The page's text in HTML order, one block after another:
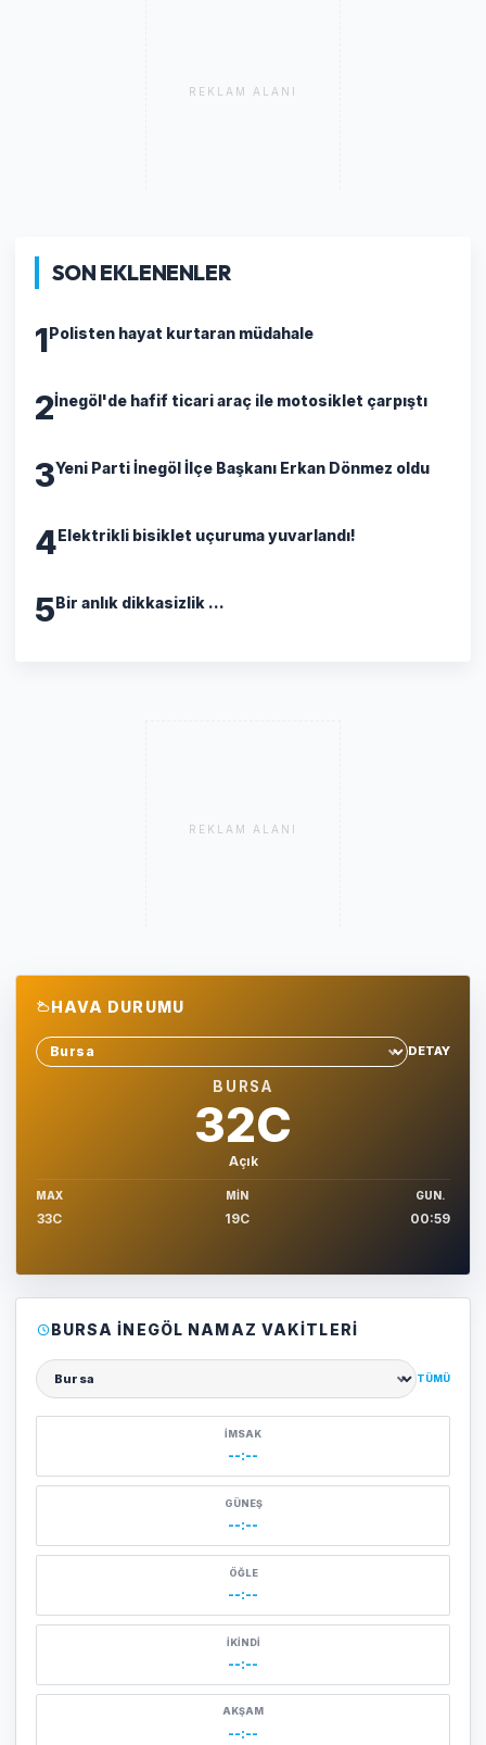
REKLAM ALANI
SON EKLENENLER
1Polisten hayat kurtaran müdahale
2İnegöl'de hafif ticari araç ile motosiklet çarpıştı
3Yeni Parti İnegöl İlçe Başkanı Erkan Dönmez oldu
4Elektrikli bisiklet uçuruma yuvarlandı!
5Bir anlık dikkasizlik ...
REKLAM ALANI
HAVA DURUMU
Sehir sec
DETAY
BURSA
32C
Açık
MAX
33C
MIN
19C
GUN.
00:59
BURSA İNEGÖL NAMAZ VAKITLERI
Şehir seçin
TÜMÜ
İMSAK
--:--
GÜNEŞ
--:--
ÖĞLE
--:--
İKINDI
--:--
AKŞAM
--:--